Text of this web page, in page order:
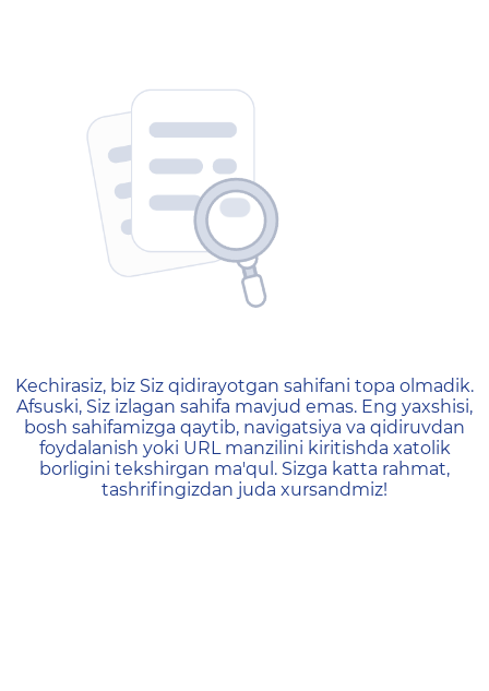
404 — Страница не
Kechirasiz, biz Siz qidirayotgan sahifani topa olmadik.
Afsuski, Siz izlagan sahifa mavjud emas. Eng yaxshisi,
bosh sahifamizga qaytib, navigatsiya va qidiruvdan
foydalanish yoki URL manzilini kiritishda xatolik
borligini tekshirgan ma'qul. Sizga katta rahmat,
tashrifingizdan juda xursandmiz!